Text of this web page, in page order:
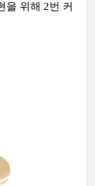
을 위해 2번 커